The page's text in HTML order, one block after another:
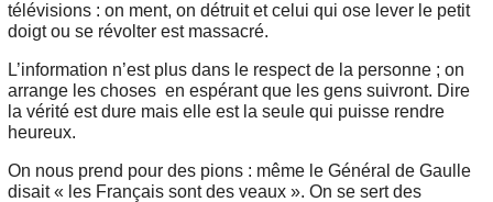
télévisions : on ment, on détruit et celui qui ose lever le petit
doigt ou se révolter est massacré.
L’information n’est plus dans le respect de la personne ; on
arrange les choses en espérant que les gens suivront. Dire
la vérité est dure mais elle est la seule qui puisse rendre
heureux.
On nous prend pour des pions : même le Général de Gaulle
disait « les Français sont des veaux ». On se sert des